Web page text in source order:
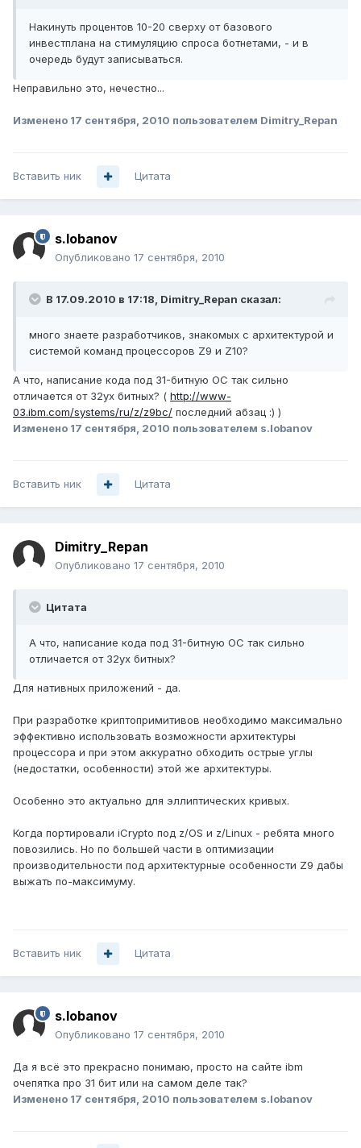
Накинуть процентов 10-20 сверху от базового
инвестплана на стимуляцию спроса ботнетами, - и в
очередь будут записываться.
Неправильно это, нечестно...
Изменено 17 сентября, 2010 пользователем Dimitry_Repan
Вставить ник Цитата
s.lobanov
Опубликовано 17 сентября, 2010
В 17.09.2010 в 17:18, Dimitry_Repan сказал:
много знаете разработчиков, знакомых с архитектурой и
системой команд процессоров Z9 и Z10?
А что, написание кода под 31-битную ОС так сильно
отличается от 32ух битных? ( http://www-
03.ibm.com/systems/ru/z/z9bc/ последний абзац :) )
Изменено 17 сентября, 2010 пользователем s.lobanov
Вставить ник Цитата
Dimitry_Repan
Опубликовано 17 сентября, 2010
Цитата
А что, написание кода под 31-битную ОС так сильно
отличается от 32ух битных?
Для нативных приложений - да.
При разработке криптопримитивов необходимо максимально
эффективно использовать возможности архитектуры
процессора и при этом аккуратно обходить острые углы
(недостатки, особенности) этой же архитектуры.
Особенно это актуально для эллиптических кривых.
Когда портировали iCrypto под z/OS и z/Linux - ребята много
повозились. Но по большей части в оптимизации
производительности под архитектурные особенности Z9 дабы
выжать по-максимуму.
Вставить ник Цитата
s.lobanov
Опубликовано 17 сентября, 2010
Да я всё это прекрасно понимаю, просто на сайте ibm
очепятка про 31 бит или на самом деле так?
Изменено 17 сентября, 2010 пользователем s.lobanov